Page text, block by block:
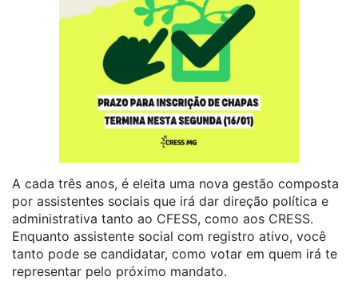
A cada três anos, é eleita uma nova gestão composta
por assistentes sociais que irá dar direção política e
administrativa tanto ao CFESS, como aos CRESS.
Enquanto assistente social com registro ativo, você
tanto pode se candidatar, como votar em quem irá te
representar pelo próximo mandato.